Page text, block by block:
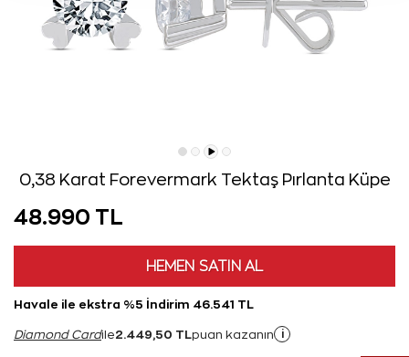
0,38 Karat Forevermark Tektaş Pırlanta Küpe
48.990 TL
HEMEN SATIN AL
Havale ile ekstra %5 İndirim 46.541 TL
Diamond Cardile2.449,50 TL puan kazanın i